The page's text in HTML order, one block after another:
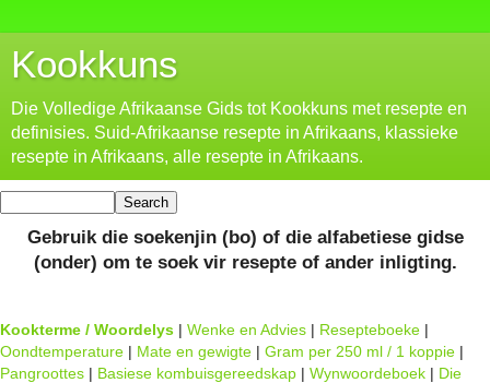
Kookkuns
Die Volledige Afrikaanse Gids tot Kookkuns met resepte en
definisies. Suid-Afrikaanse resepte in Afrikaans, klassieke
resepte in Afrikaans, alle resepte in Afrikaans.
Gebruik die soekenjin (bo) of die alfabetiese gidse
(onder) om te soek vir resepte of ander inligting.
Kookterme / Woordelys | Wenke en Advies | Resepteboeke |
Oondtemperature | Mate en gewigte | Gram per 250 ml / 1 koppie |
Pangroottes | Basiese kombuisgereedskap | Wynwoordeboek | Die